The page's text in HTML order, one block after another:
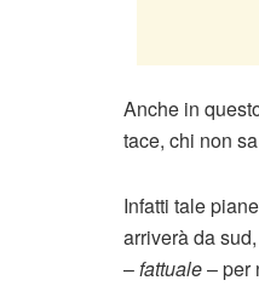
Anche in
tace, chi non
Infatti tale
arriverà da
–fattuale– per